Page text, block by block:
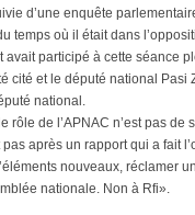
d’une enquête
temps où il était dans
participé à cette séance
cité et le député national
national.
rôle de l’APNAC n’est pas de
après un rapport qui a fait
nouveaux, réclamer
nationale. Non à Rfi».